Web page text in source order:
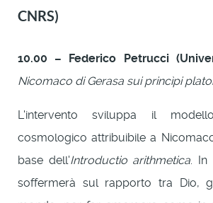
CNRS)
10.00 – Federico Petrucci
Nicomaco di Gerasa sui princìpi
L'intervento sviluppa il
cosmologico attribuibile a
base dell'Introductio arithmetica. In
soffermerà sul rapporto tra Dio,